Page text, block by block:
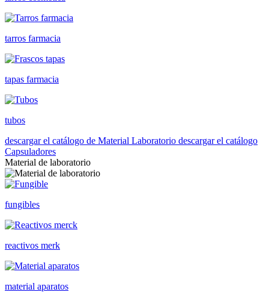
tarros farmacia
tapas farmacia
tubos
descargar el catálogo de Material Laboratorio descargar el catálogo
Capsuladores
Material de laboratorio
fungibles
reactivos merk
material aparatos